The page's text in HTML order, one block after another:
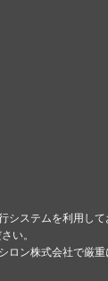
システムを利用し
い。
ン株式会社で厳重